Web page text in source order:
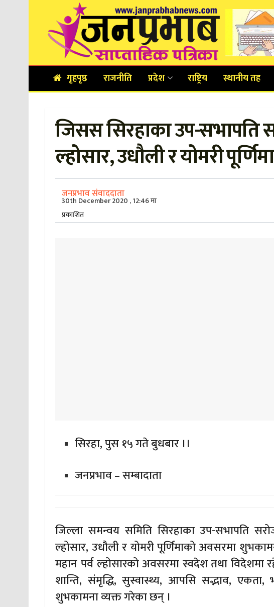
गृहपृष्ठ राजनीति प्रदेश राष्ट्रिय स्थानीय तह
जिसस सिरहाका उप-सभापति
ल्होसार, उधौली र योमरी
जनप्रभाव संवाददाता
30th December 2020 , 12:46 मा
प्रकाशित
सिरहा, पुस १५ गते बुधबार ।।
जनप्रभाव – सम्बादाता
जिल्ला समन्वय समिति सिरहाका उप-सभापति
ल्होसार, उधौली र योमरी पूर्णिमाको अवसरमा
महान पर्व ल्होसारको अवसरमा स्वदेश तथा विदेशमा
शान्ति, संमृद्धि, सुस्वास्थ्य, आपसि सद्भाव, एकता,
शुभकामना व्यक्त गरेका छन् ।